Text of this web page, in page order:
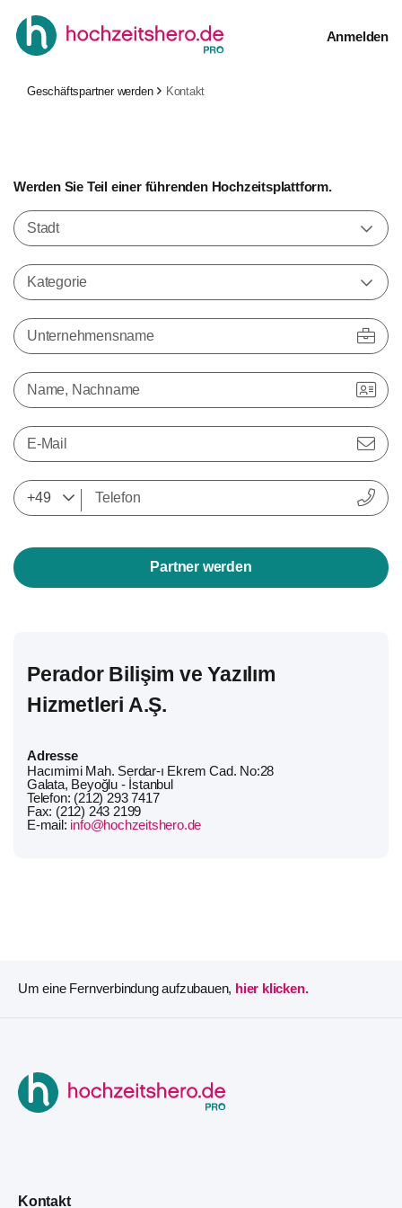
Anmelden
Geschäftspartner werden Kontakt
Werden Sie Teil einer führenden Hochzeitsplattform.
Stadt
Kategorie
Unternehmensname
Name, Nachname
E-Mail
Partner werden
Perador Bilişim ve Yazılım
Hizmetleri A.Ş.
Adresse
Hacımimi Mah. Serdar-ı Ekrem Cad. No:28
Galata, Beyoğlu - İstanbul
Telefon: (212) 293 7417
Fax: (212) 243 2199
E-mail: info@hochzeitshero.de
Um eine Fernverbindung aufzubauen, hier klicken.
Kontakt